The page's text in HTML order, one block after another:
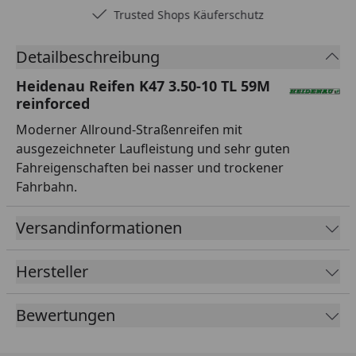
Trusted Shops Käuferschutz
Detailbeschreibung
Heidenau Reifen K47 3.50-10 TL 59M
reinforced
Moderner Allround-Straßenreifen mit
ausgezeichneter Laufleistung und sehr guten
Fahreigenschaften bei nasser und trockener
Fahrbahn.
Versandinformationen
Hersteller
Bewertungen